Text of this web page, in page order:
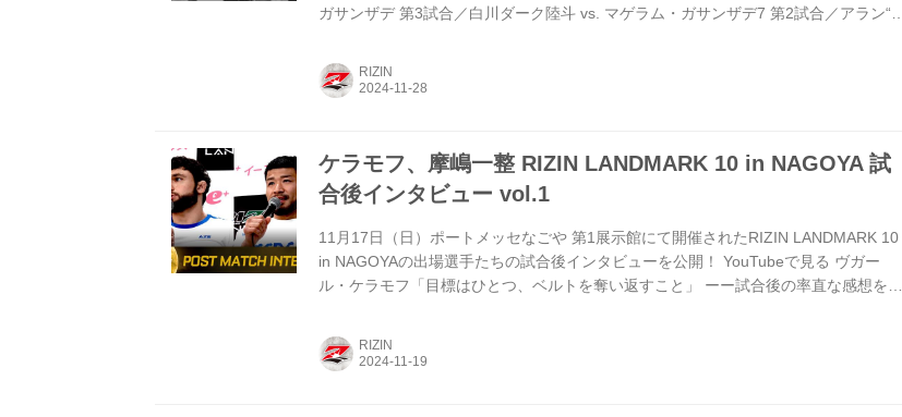
ガサンザデ 第3試合／白川ダーク陸斗 vs. マゲラム・ガサンザデ7 第2試合／アラン“ヒ
方大地 vs. アリベク・ガジャマトフ 第1試合／北方大地 vs. アリベク・ガジャマトフ7
OPENING FIGHT 第4試合／窪田泰斗 vs. 日比野“エビ中”純也 OPENING FIGHT 第4試
RIZIN
ケラモフ、摩嶋一整 RIZIN LANDMARK 10 in NAGOYA 試
合後インタビュー vol.1
11月17日（日）ポートメッセなごや 第1展示館にて開催されたRIZIN LANDMARK 10
in NAGOYAの出場選手たちの試合後インタビューを公開！ YouTubeで見る ヴガー
ル・ケラモフ「目標はひとつ、ベルトを奪い返すこと」 ーー試合後の率直な感想をお
ず勝つと誓ってきたので、それが叶って、幸せな気持ちです。 ーー久しぶりにケラモ
フ選手の強打を見てファンが驚いていました。あれは作戦通りでしたか？ ケラモフ 私
RIZIN